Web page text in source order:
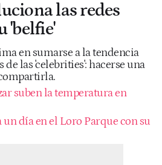
las redes
'belfie'
en sumarse a la tendencia
las 'celebrities': hacerse una
suben la temperatura en
un día en el Loro Parque con su